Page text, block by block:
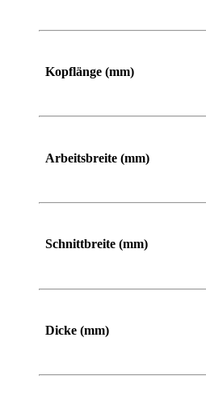
Kopflänge (mm)
Arbeitsbreite (mm)
Schnittbreite (mm)
Dicke (mm)